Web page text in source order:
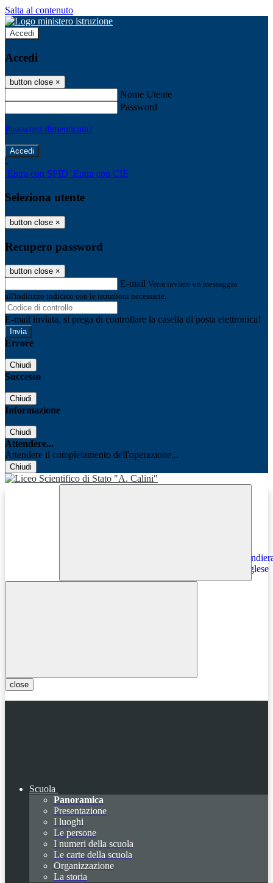
Salta al contenuto
Accedi
Accedi
button close ×
Nome Utente
Password
Password dimenticata?
-
Entra con SPID Entra con CIE
Seleziona utente
button close ×
Recupero password
button close ×
E-mail Verrà inviato un messaggio
all'indirizzo indicato con le istruzioni necessarie.
E-mail inviata, si prega di controllare la casella di posta elettronica!
Errore
Chiudi
Successo
Chiudi
Informazione
Chiudi
Attendere...
Attendere il completamento dell'operazione...
Chiudi
close
Scuola
Panoramica
Presentazione
I luoghi
Le persone
I numeri della scuola
Le carte della scuola
Organizzazione
La storia